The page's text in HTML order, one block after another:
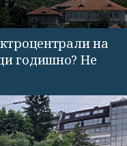
на
годишно? Не